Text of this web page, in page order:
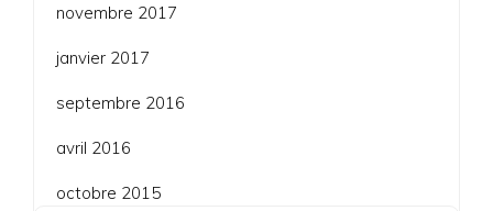
novembre 2017
janvier 2017
septembre 2016
avril 2016
octobre 2015